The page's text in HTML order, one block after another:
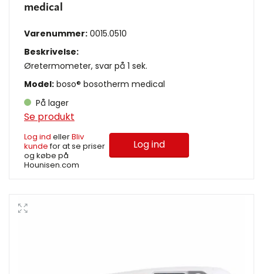
medical
Varenummer: 0015.0510
Beskrivelse:
Øretermometer, svar på 1 sek.
Model: boso® bosotherm medical
På lager
Se produkt
Log ind ellerBliv
kundefor at se priser
og købe på
Hounisen.com
Log ind